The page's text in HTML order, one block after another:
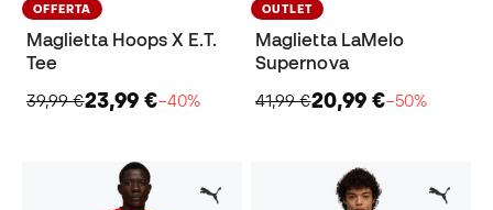
OFFERTA
Maglietta Hoops X E.T.
Tee
39,99 €23,99 €−40%
OUTLET
Maglietta LaMelo
Supernova
41,99 €20,99 €−50%